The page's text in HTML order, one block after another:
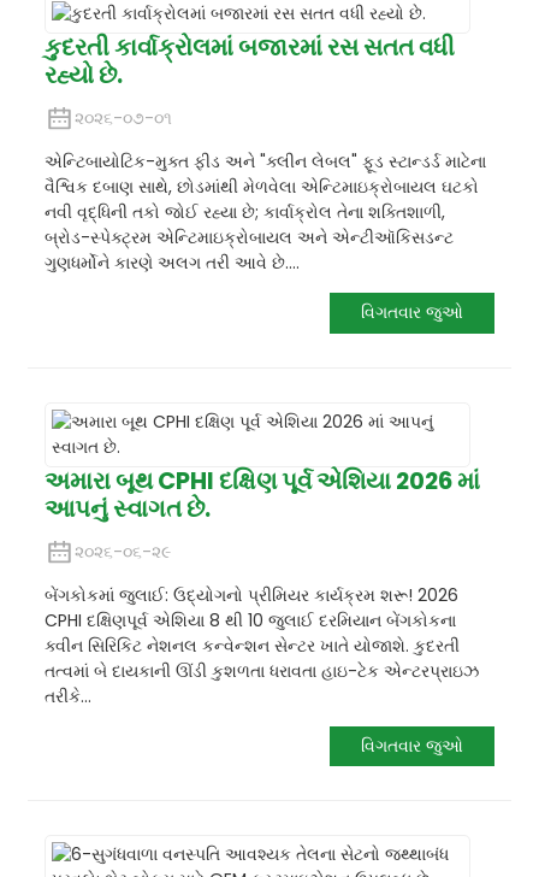
કુદરતી કાર્વાક્રોલમાં બજારમાં રસ સતત વધી
રહ્યો છે.
૨૦૨૬-૦૭-૦૧
એન્ટિબાયોટિક-મુક્ત ફીડ અને "ક્લીન લેબલ" ફૂડ સ્ટાન્ડર્ડ માટેના
વૈશ્વિક દબાણ સાથે, છોડમાંથી મેળવેલા એન્ટિમાઇક્રોબાયલ ઘટકો
નવી વૃદ્ધિની તકો જોઈ રહ્યા છે; કાર્વાક્રોલ તેના શક્તિશાળી,
બ્રોડ-સ્પેક્ટ્રમ એન્ટિમાઇક્રોબાયલ અને એન્ટીઑકિસડન્ટ
ગુણધર્મોને કારણે અલગ તરી આવે છે....
વિગતવાર જુઓ
અમારા બૂથ CPHI દક્ષિણ પૂર્વ એશિયા 2026 માં
આપનું સ્વાગત છે.
૨૦૨૬-૦૬-૨૯
બેંગકોકમાં જુલાઈ: ઉદ્યોગનો પ્રીમિયર કાર્યક્રમ શરૂ! 2026
CPHI દક્ષિણપૂર્વ એશિયા 8 થી 10 જુલાઈ દરમિયાન બેંગકોકના
ક્વીન સિરિકિટ નેશનલ કન્વેન્શન સેન્ટર ખાતે યોજાશે. કુદરતી
તત્વમાં બે દાયકાની ઊંડી કુશળતા ધરાવતા હાઇ-ટેક એન્ટરપ્રાઇઝ
તરીકે...
વિગતવાર જુઓ